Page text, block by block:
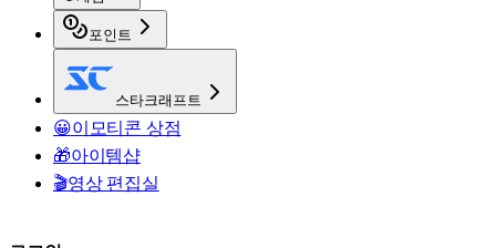
포인트
스타크래프트
😀이모티콘 상점
🎁아이템샵
🎬영상 편집실